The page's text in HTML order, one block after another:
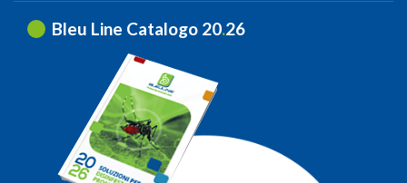
Bleu Line Catalogo 20.26